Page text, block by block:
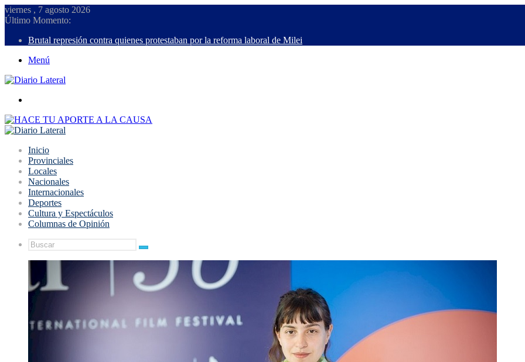
viernes , 7 agosto 2026
Último Momento:
Brutal represión contra quienes protestaban por la reforma laboral de Milei
Menú
Inicio
Provinciales
Locales
Nacionales
Internacionales
Deportes
Cultura y Espectáculos
Columnas de Opinión
Buscar